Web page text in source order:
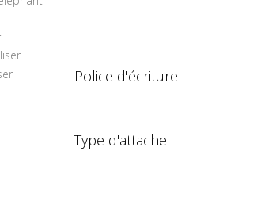
Police d'écriture
Type d'attache